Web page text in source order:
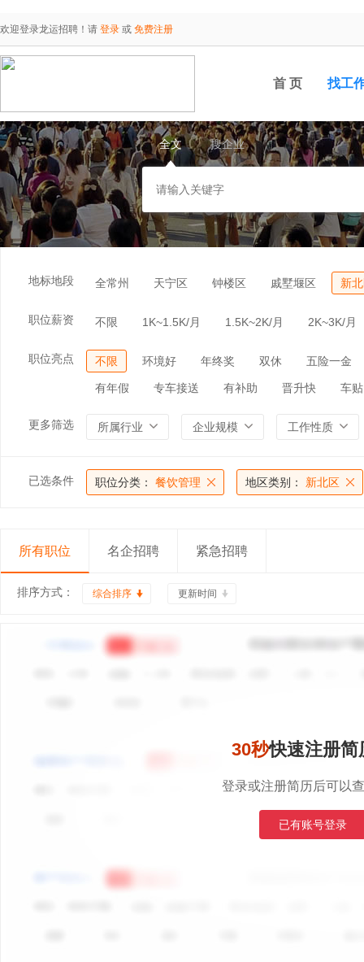
欢迎登录龙运招聘！请 登录 或 免费注册
首 页 找工
全文 搜企业
地标地段 全常州 天宁区 钟楼区 戚墅堰区 新
职位薪资 不限 1K~1.5K/月 1.5K~2K/月 2K~3K/月
职位亮点 不限 环境好 年终奖 双休 五险一金
有年假 专车接送 有补助 晋升快 车贴
更多筛选 所属行业 企业规模 工作性质
已选条件 职位分类： 餐饮管理 地区类别： 新北区
所有职位 名企招聘 紧急招聘
排序方式： 综合排序 更新时间
30秒快速注册简
登录或注册简历后可以
已有账号登录